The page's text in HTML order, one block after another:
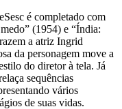
é completado com
(1954) e “Índia:
a atriz Ingrid
da personagem move a
do diretor à tela. Já
sequências
vários
de suas vidas.